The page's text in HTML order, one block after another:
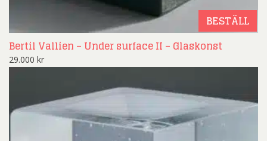
BESTÄLL
Bertil Vallien – Under surface II – Glaskonst
29.000 kr